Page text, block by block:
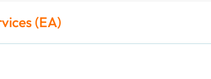
(EA)